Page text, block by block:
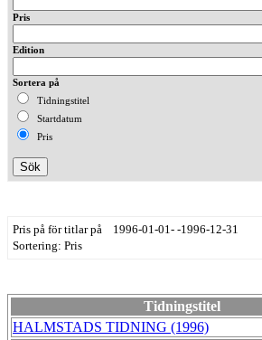
Pris
Edition
Sortera på
Tidningstitel
Startdatum
Pris
Pris på för titlar på 1996-01-01- -1996-12-31
Sortering: Pris
Tidningstitel
HALMSTADS TIDNING (1996)